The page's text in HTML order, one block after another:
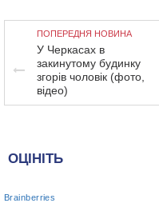
ПОПЕРЕДНЯ НОВИНА
У Черкасах в
закинутому будинку
згорів чоловік (фото,
відео)